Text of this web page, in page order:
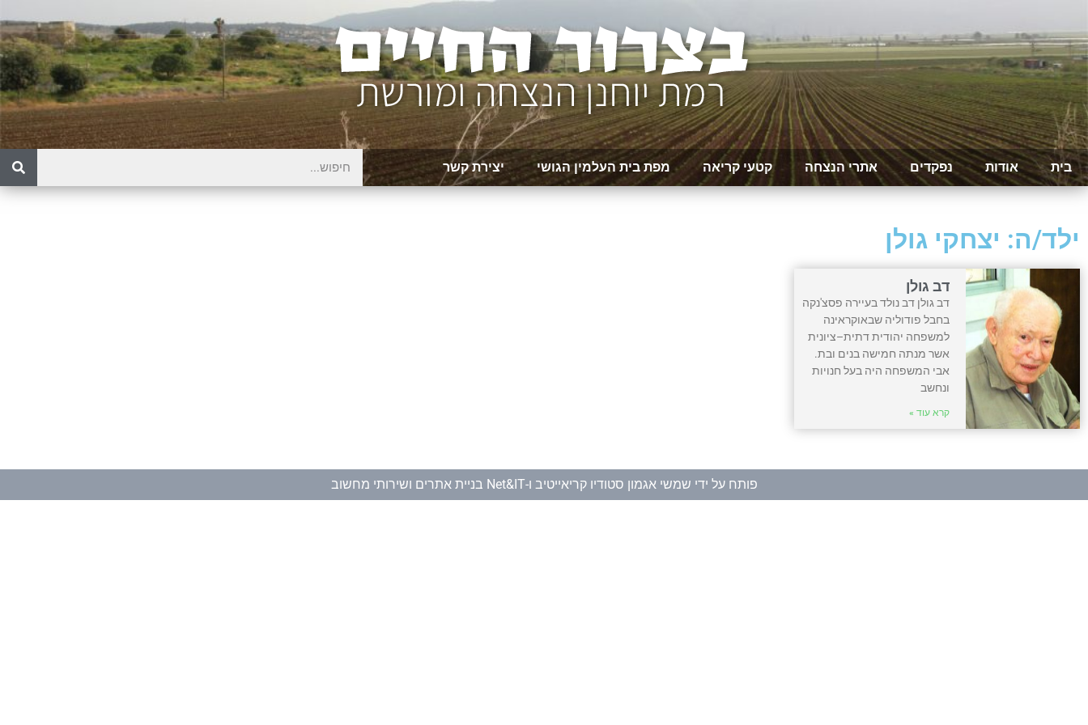
בית אודות נפקדים אתרי הנצחה קטעי קריאה מפת בית העלמין הגושי יצירת קשר
ילד/ה: יצחקי גולן
דב גולן
דב גולן דב נולד בעיירה פסצ'נקה
בחבל פודוליה שבאוקראינה
למשפחה יהודית דתית–ציונית
אשר מנתה חמישה בנים ובת.
אבי המשפחה היה בעל חנויות
ונחשב
קרא עוד »
פותח על ידי שמשי אגמון סטודיו קריאייטיב ו-Net&IT בניית אתרים ושירותי מחשוב